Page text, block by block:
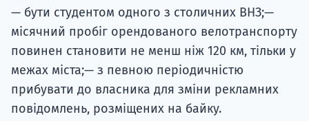
— бути студентом одного з столичних ВНЗ;—
місячний пробіг орендованого велотранспорту
повинен становити не менш ніж 120 км, тільки у
межах міста;— з певною періодичністю
прибувати до власника для зміни рекламних
повідомлень, розміщених на байку.